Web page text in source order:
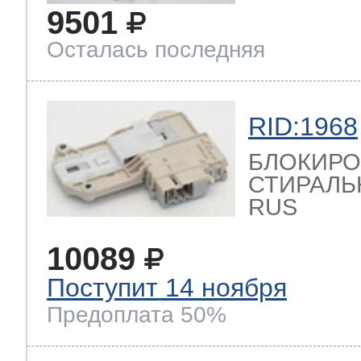
9501
Осталась последняя
RID:1968
RUS
10089
Поступит 14 ноября
Предоплата 50%